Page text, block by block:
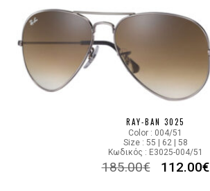
RAY-BAN 3025
Color : 004/51
Size : 55 | 62 | 58
Κωδικός : E3025-004/51
185.00€ 112.00€